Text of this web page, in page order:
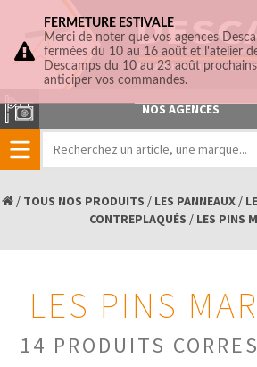
NOS AGENCES
/ TOUS NOS PRODUITS / LES PANNEAUX /
CONTREPLAQUÉS / LES PINS
LES PINS
14 PRODUITS
FERMETURE ESTIVALE
Merci de noter que vos agences
fermées du 10 au 16 août et l'atelier
Descamps du 10 au 23 août
anticiper vos commandes.